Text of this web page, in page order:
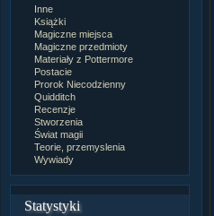
Inne
Książki
Magiczne miejsca
Magiczne przedmioty
Materiały z Pottermore
Postacie
Prorok Niecodzienny
Quidditch
Recenzje
Stworzenia
Świat magii
Teorie, przemyslenia
Wywiady
Statystyki